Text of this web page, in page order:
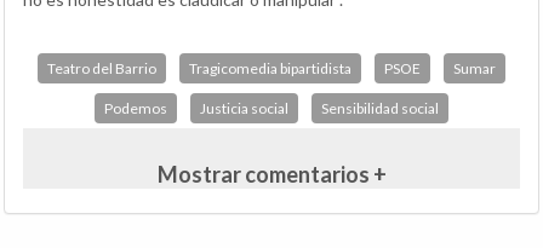
Teatro del Barrio Tragicomedia bipartidista PSOE Sumar
Podemos Justicia social Sensibilidad social
Mostrar comentarios +